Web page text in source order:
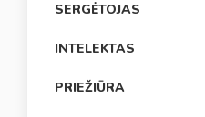
SERGĖTOJAS
INTELEKTAS
PRIEŽIŪRA